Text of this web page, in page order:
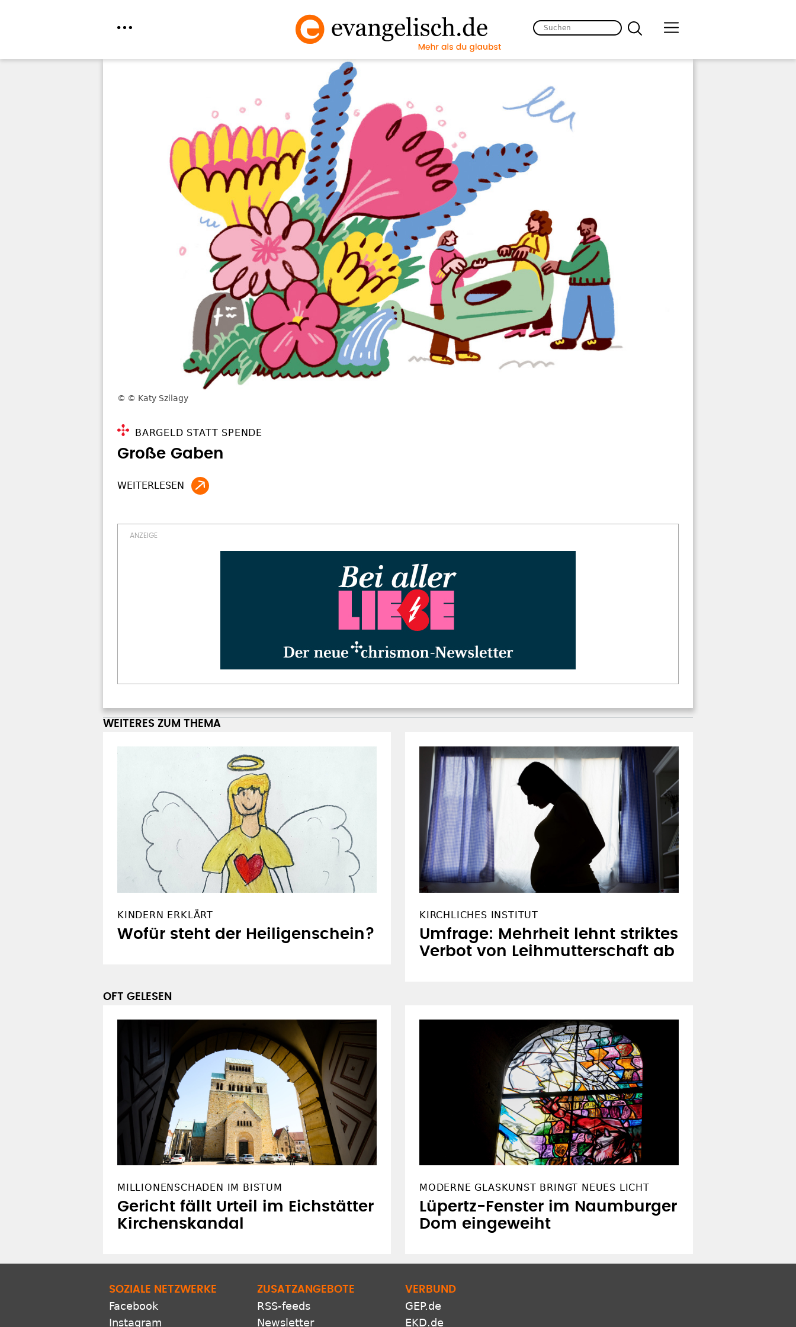
© Katy Szilagy
BARGELD STATT SPENDE
Große Gaben
WEITERES ZUM THEMA
KINDERN ERKLÄRT
Wofür steht der Heiligenschein?
KIRCHLICHES INSTITUT
Umfrage: Mehrheit lehnt striktes
Verbot von Leihmutterschaft ab
OFT GELESEN
MILLIONENSCHADEN IM BISTUM
Gericht fällt Urteil im Eichstätter
Kirchenskandal
MODERNE GLASKUNST BRINGT NEUES LICHT
Lüpertz-Fenster im Naumburger
Dom eingeweiht
SOZIALE NETZWERKE
Facebook
Instagram
ZUSATZANGEBOTE
RSS-feeds
Newsletter
VERBUND
GEP.de
EKD.de